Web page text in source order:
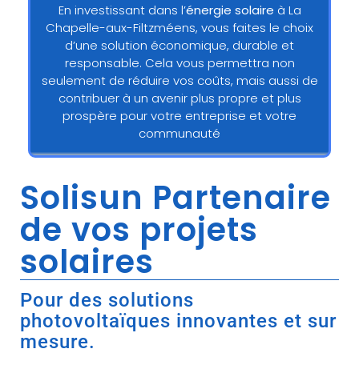
En investissant dans l’énergie solaire à La
Chapelle-aux-Filtzméens, vous faites le choix
d’une solution économique, durable et
responsable. Cela vous permettra non
seulement de réduire vos coûts, mais aussi de
contribuer à un avenir plus propre et plus
prospère pour votre entreprise et votre
communauté
Solisun Partenaire
de vos projets
solaires
Pour des solutions
photovoltaïques innovantes et sur
mesure.